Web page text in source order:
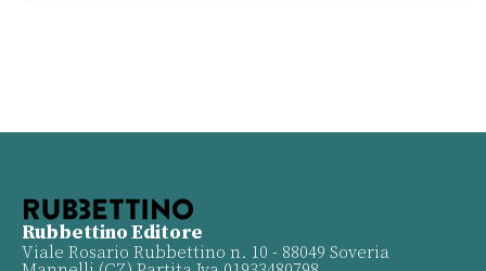
Rubbettino Editore
Viale Rosario Rubbettino n. 10 - 88049 Soveria